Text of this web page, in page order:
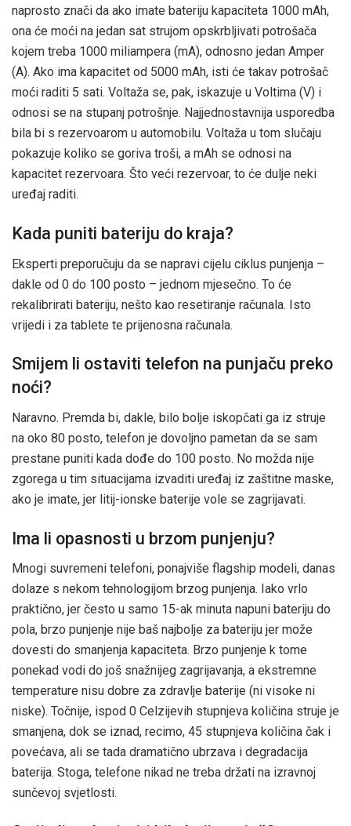
naprosto znači da ako imate bateriju kapaciteta 1000 mAh,
ona će moći na jedan sat strujom opskrbljivati potrošača
kojem treba 1000 miliampera (mA), odnosno jedan Amper
(A). Ako ima kapacitet od 5000 mAh, isti će takav potrošač
moći raditi 5 sati. Voltaža se, pak, iskazuje u Voltima (V) i
odnosi se na stupanj potrošnje. Najjednostavnija usporedba
bila bi s rezervoarom u automobilu. Voltaža u tom slučaju
pokazuje koliko se goriva troši, a mAh se odnosi na
kapacitet rezervoara. Što veći rezervoar, to će dulje neki
uređaj raditi.
Kada puniti bateriju do kraja?
Eksperti preporučuju da se napravi cijelu ciklus punjenja –
dakle od 0 do 100 posto – jednom mjesečno. To će
rekalibrirati bateriju, nešto kao resetiranje računala. Isto
vrijedi i za tablete te prijenosna računala.
Smijem li ostaviti telefon na punjaču preko
noći?
Naravno. Premda bi, dakle, bilo bolje iskopčati ga iz struje
na oko 80 posto, telefon je dovoljno pametan da se sam
prestane puniti kada dođe do 100 posto. No možda nije
zgorega u tim situacijama izvaditi uređaj iz zaštitne maske,
ako je imate, jer litij-ionske baterije vole se zagrijavati.
Ima li opasnosti u brzom punjenju?
Mnogi suvremeni telefoni, ponajviše flagship modeli, danas
dolaze s nekom tehnologijom brzog punjenja. Iako vrlo
praktično, jer često u samo 15-ak minuta napuni bateriju do
pola, brzo punjenje nije baš najbolje za bateriju jer može
dovesti do smanjenja kapaciteta. Brzo punjenje k tome
ponekad vodi do još snažnijeg zagrijavanja, a ekstremne
temperature nisu dobre za zdravlje baterije (ni visoke ni
niske). Točnije, ispod 0 Celzijevih stupnjeva količina struje je
smanjena, dok se iznad, recimo, 45 stupnjeva količina čak i
povećava, ali se tada dramatično ubrzava i degradacija
baterija. Stoga, telefone nikad ne treba držati na izravnoj
sunčevoj svjetlosti.